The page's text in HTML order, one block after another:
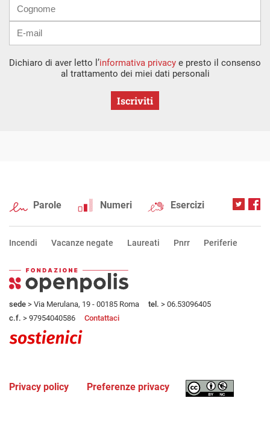
Dichiaro di aver letto l’informativa privacy e presto il consenso
al trattamento dei miei dati personali
Iscriviti
Parole Numeri Esercizi
Incendi Vacanze negate Laureati Pnrr Periferie
sede > Via Merulana, 19 - 00185 Roma tel. > 06.53096405
c.f. > 97954040586 Contattaci
Privacy policy Preferenze privacy